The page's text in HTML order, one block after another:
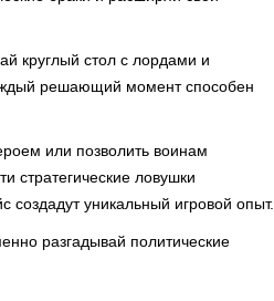
круглый стол с лордами и
решающий момент способен
или позволить воинам
стратегические ловушки
уникальный игровой опыт.
разгадывай политические